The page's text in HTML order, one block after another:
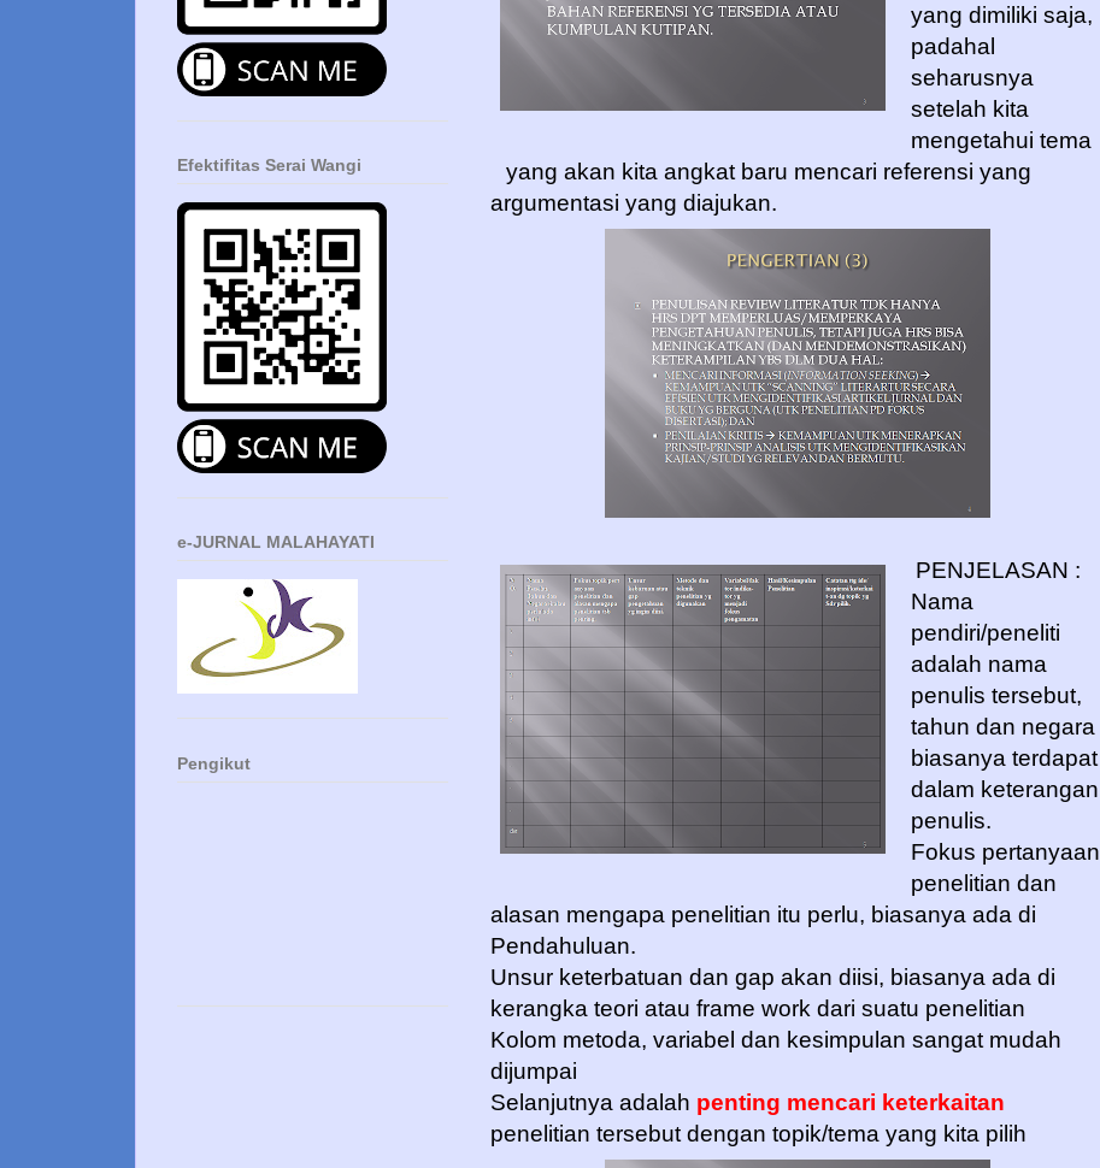
yang dimiliki saja,
padahal
seharusnya
setelah kita
mengetahui tema
yang akan kita angkat baru mencari referensi yang
argumentasi yang diajukan.
PENJELASAN :
Nama
pendiri/peneliti
adalah nama
penulis tersebut,
tahun dan negara
biasanya terdapat
dalam keterangan
penulis.
Fokus pertanyaan
penelitian dan
alasan mengapa penelitian itu perlu, biasanya ada di
Pendahuluan.
Unsur keterbatuan dan gap akan diisi, biasanya ada di
kerangka teori atau frame work dari suatu penelitian
Kolom metoda, variabel dan kesimpulan sangat mudah
dijumpai
Selanjutnya adalah penting mencari keterkaitan
penelitian tersebut dengan topik/tema yang kita pilih
Efektifitas Serai Wangi
e-JURNAL MALAHAYATI
Pengikut